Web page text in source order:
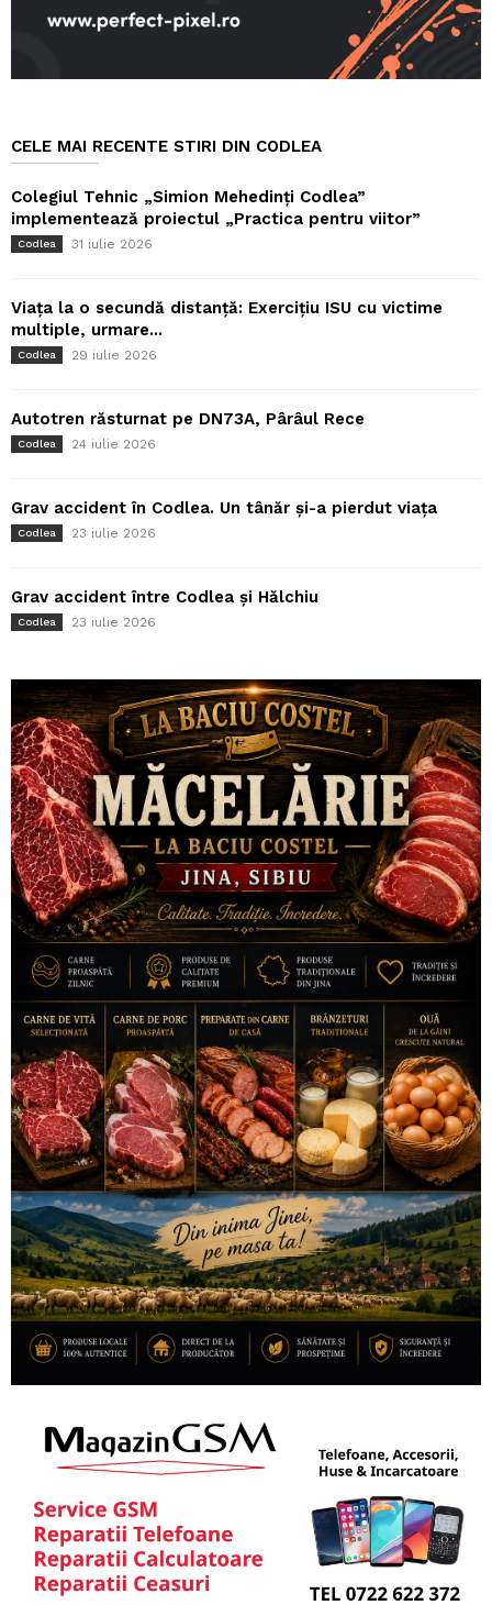
CELE MAI RECENTE STIRI DIN CODLEA
Colegiul Tehnic „Simion Mehedinți Codlea”
implementează proiectul „Practica pentru viitor”
Codlea 31 iulie 2026
Viața la o secundă distanță: Exercițiu ISU cu victime
multiple, urmare...
Codlea 29 iulie 2026
Autotren răsturnat pe DN73A, Pârâul Rece
Codlea 24 iulie 2026
Grav accident în Codlea. Un tânăr și-a pierdut viața
Codlea 23 iulie 2026
Grav accident între Codlea și Hălchiu
Codlea 23 iulie 2026